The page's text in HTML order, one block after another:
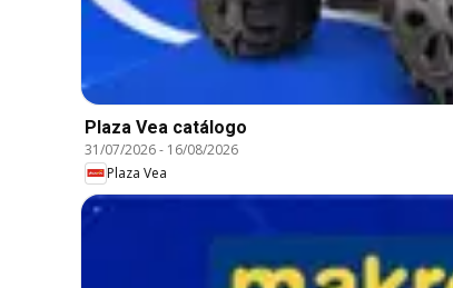
Plaza Vea catálogo
31/07/2026- 16/08/2026
Plaza Vea